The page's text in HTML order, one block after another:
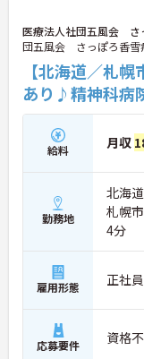
医療法人社団五風会 さ
団五風会 さっぽろ香雪
【北海道／札
あり♪精神科病
給料 月収
勤務地
北海
札幌
4分
雇用形態 正社
応募要件 資格